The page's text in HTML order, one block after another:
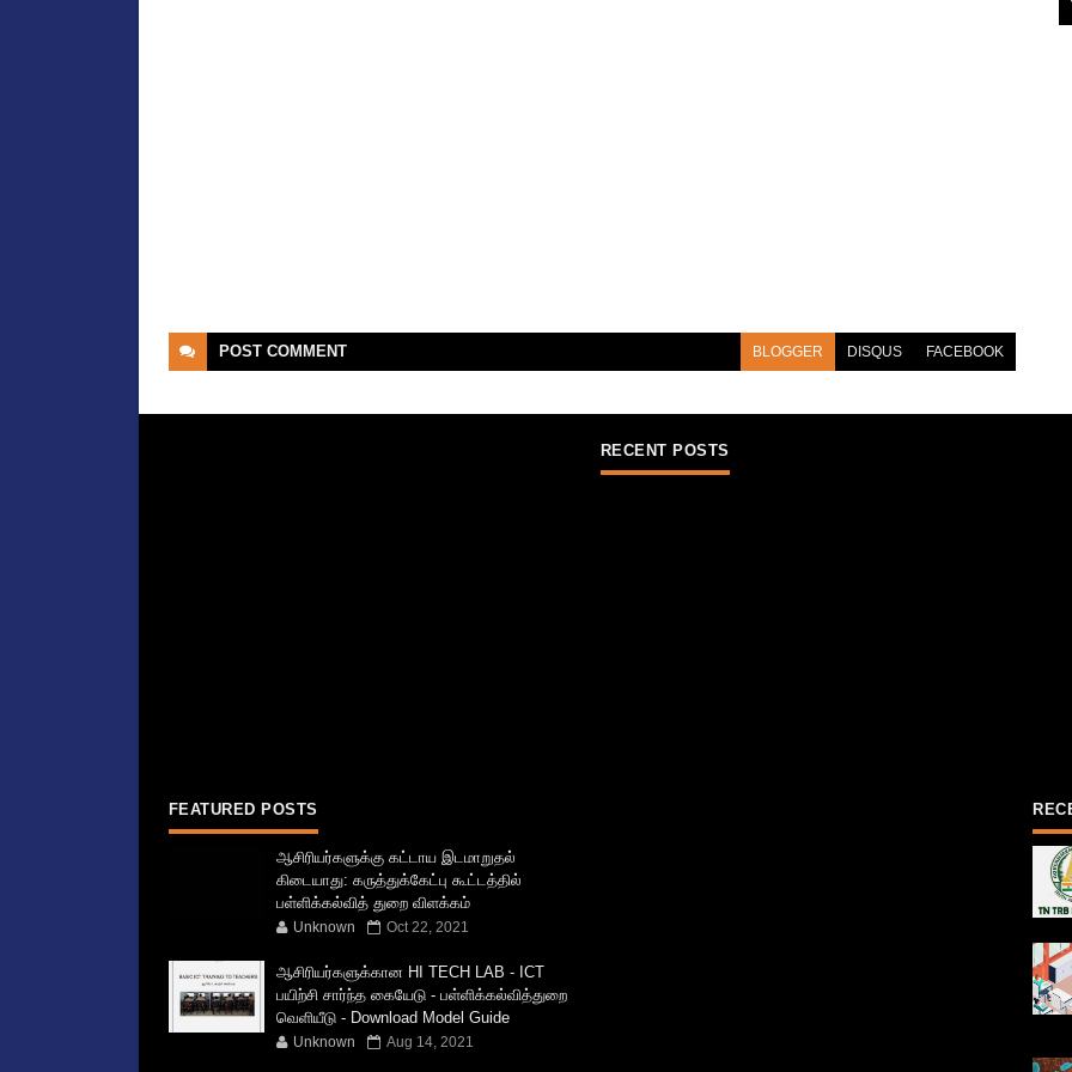
POST COMMENT BLOGGER DISQUS FACEBOOK
FEATURED POSTS
ஆசிரியர்களுக்கு கட்டாய இடமாறுதல்
கிடையாது: கருத்துக்கேட்பு கூட்டத்தில்
பள்ளிக்கல்வித் துறை விளக்கம்
Unknown Oct 22, 2021
ஆசிரியர்களுக்கான HI TECH LAB - ICT
பயிற்சி சார்ந்த கையேடு - பள்ளிக்கல்வித்துறை
வெளியீடு - Download Model Guide
Unknown Aug 14, 2021
RECENT POSTS